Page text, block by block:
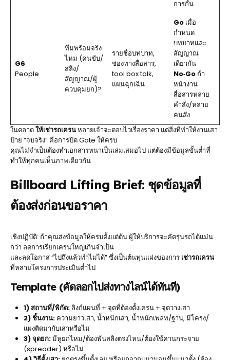
การกั้น
G6
People
ทีมพร้อมจริง
ไหม (คนขับ/
สลิง/
สัญญาณ/ผู้
ควบคุมยก)?
รายชื่อบทบาท,
ช่องทางสื่อสาร,
tool box talk,
แผนฉุกเฉิน
Go เมื่อ
กำหนด
บทบาทและ
สัญญาณ
เดียวกัน
No‑Go ถ้า
หน้างาน
สื่อสารหลาย
คำสั่ง/หลาย
คนสั่ง
ในตลาดให้เช่ารถเครนหลายเจ้าจะตอบไวเรื่องราคา แต่สิ่งที่ทำให้งานเสา
ป้าย “จบจริง” คือการปิด Gate ให้ครบ
คุณไม่จำเป็นต้องทำเอกสารหนาเป็นเล่มเสมอไป แต่ต้องมีข้อมูลขั้นต่ำที่
ทำให้ทุกคนเห็นภาพเดียวกัน
Billboard Lifting Brief: ชุดข้อมูลที่
ต้องส่งก่อนขอราคา
เชิงปฏิบัติ: ถ้าคุณส่งข้อมูลให้ครบตั้งแต่ต้น ผู้ให้บริการจะคัดรุ่นรถได้แม่น
กว่า ลดการเรียกเครนใหญ่เกินจำเป็น
และลดโอกาส “ไปถึงแล้วทำไม่ได้” ซึ่งเป็นต้นทุนแฝงของการ เช่ารถเครน
ที่หลายโครงการประเมินต่ำไป
Template (คัดลอกไปส่งทางไลน์ได้ทันที)
1) สถานที่/พิกัด: ลิงก์แผนที่ + จุดที่ต้องตั้งเครน + จุดวางเสา
2) ชิ้นงาน: ความยาวเสา, น้ำหนักเสา, น้ำหนักเพลท/ฐาน, มีโครง/
แผงติดมากับเสาหรือไม่
3) จุดยก:มีหูยกไหม/ต้องพันสลิงตรงไหน/ต้องใช้คานกระจาย
(spreader) หรือไม่